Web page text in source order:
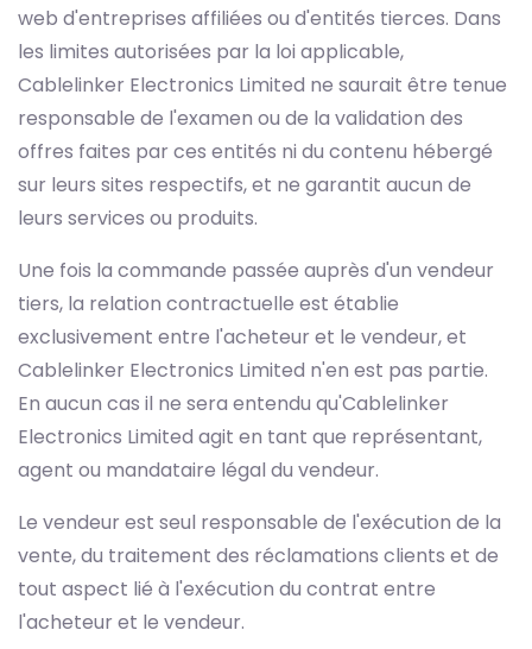
web d'entreprises affiliées ou d'entités tierces. Dans
les limites autorisées par la loi applicable,
Cablelinker Electronics Limited ne saurait être tenue
responsable de l'examen ou de la validation des
offres faites par ces entités ni du contenu hébergé
sur leurs sites respectifs, et ne garantit aucun de
leurs services ou produits.
Une fois la commande passée auprès d'un vendeur
tiers, la relation contractuelle est établie
exclusivement entre l'acheteur et le vendeur, et
Cablelinker Electronics Limited n'en est pas partie.
En aucun cas il ne sera entendu qu'Cablelinker
Electronics Limited agit en tant que représentant,
agent ou mandataire légal du vendeur.
Le vendeur est seul responsable de l'exécution de la
vente, du traitement des réclamations clients et de
tout aspect lié à l'exécution du contrat entre
l'acheteur et le vendeur.